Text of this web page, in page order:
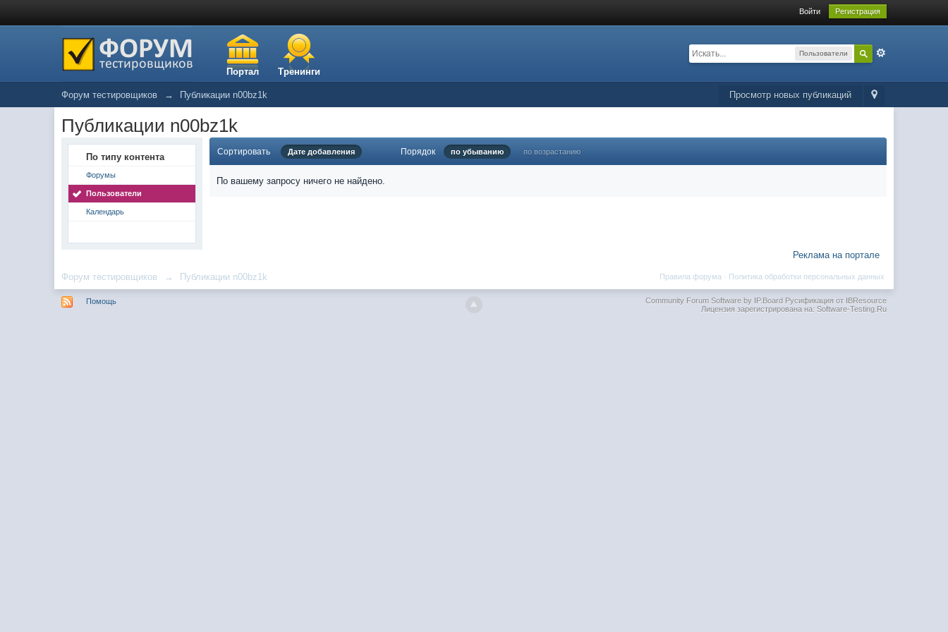
Войти Регистрация
Портал Тренинги
Пользователи
Просмотр новых публикаций
Форум тестировщиков → Публикации n00bz1k
Публикации n00bz1k
По типу контента
Форумы
Пользователи
Календарь
Сортировать Дате добавления Порядок по убыванию по возрастанию
По вашему запросу ничего не найдено.
Реклама на портале
Форум тестировщиков → Публикации n00bz1k Политика обработки персональных данных
Правила форума ·
Помощь Community Forum Software by IP.BoardРусификация от IBResource
Лицензия зарегистрирована на: Software-Testing.Ru